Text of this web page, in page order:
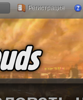
Регистрация